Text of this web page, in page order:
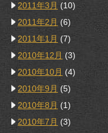
2011年3月 (10)
2011年2月 (6)
2011年1月 (7)
2010年12月 (3)
2010年10月 (4)
2010年9月 (5)
2010年8月 (1)
2010年7月 (3)